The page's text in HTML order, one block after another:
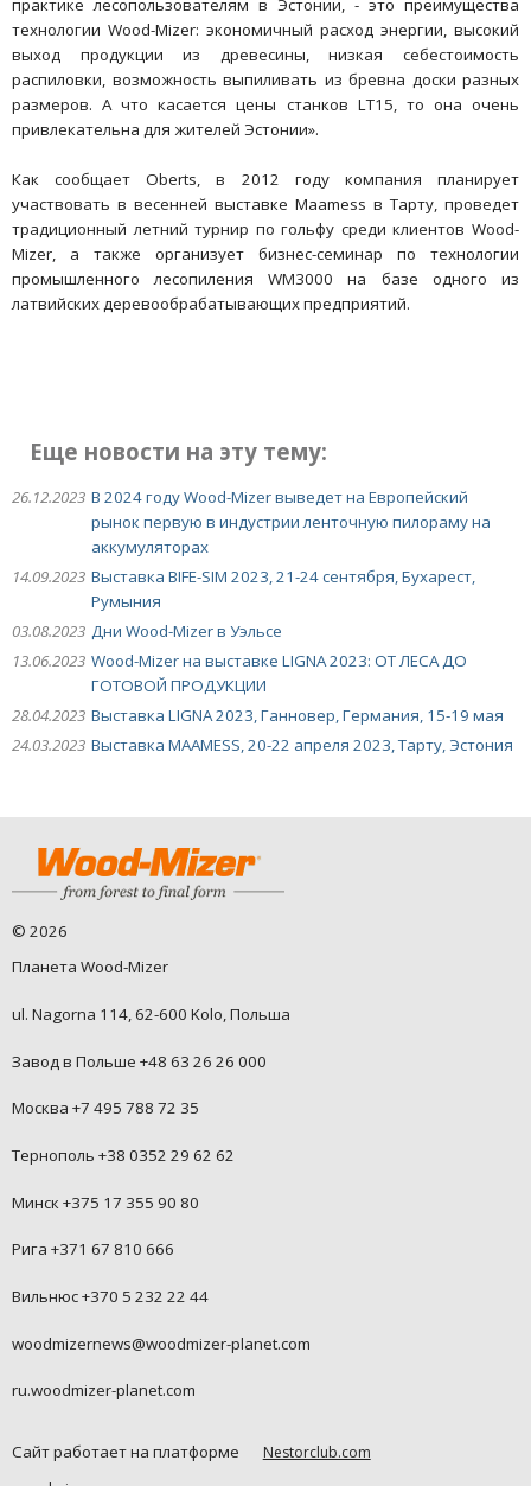
практике лесопользователям в Эстонии, - это преимущества
технологии Wood-Mizer: экономичный расход энергии, высокий
выход продукции из древесины, низкая себестоимость
распиловки, возможность выпиливать из бревна доски разных
размеров. А что касается цены станков LT15, то она очень
привлекательна для жителей Эстонии».
Как сообщает Oberts, в 2012 году компания планирует
участвовать в весенней выставке Maamess в Тарту, проведет
традиционный летний турнир по гольфу среди клиентов Wood-
Mizer, а также организует бизнес-семинар по технологии
промышленного лесопиления WM3000 на базе одного из
латвийских деревообрабатывающих предприятий.
Еще новости на эту тему:
26.12.2023 В 2024 году Wood-Mizer выведет на Европейский
рынок первую в индустрии ленточную пилораму на
аккумуляторах
14.09.2023 Выставка BIFE-SIM 2023, 21-24 сентября, Бухарест,
Румыния
03.08.2023 Дни Wood-Mizer в Уэльсе
13.06.2023 Wood-Mizer на выставке LIGNA 2023: ОТ ЛЕСА ДО
ГОТОВОЙ ПРОДУКЦИИ
28.04.2023 Выставка LIGNA 2023, Ганновер, Германия, 15-19 мая
24.03.2023 Выставка MAAMESS, 20-22 апреля 2023, Тарту, Эстония
© 2026
Планета Wood-Mizer
ul. Nagorna 114, 62-600 Kolo, Польша
Завод в Польше +48 63 26 26 000
Москва +7 495 788 72 35
Тернополь +38 0352 29 62 62
Минск +375 17 355 90 80
Рига +371 67 810 666
Вильнюс +370 5 232 22 44
woodmizernews@woodmizer-planet.com
ru.woodmizer-planet.com
Сайт работает на платформе Nestorclub.com